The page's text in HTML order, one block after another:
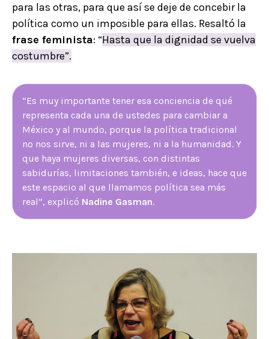
para las otras, para que así se deje de concebir la
política como un imposible para ellas. Resaltó la
frase feminista: “Hasta que la dignidad se vuelva
costumbre”.
“Es muy importante tener esa conciencia de qué
representa cada una de ustedes para cambiar a
México y al mundo, porque la política tradicional
no nos sirve, ni a las mujeres, ni a la humanidad. Y
que haya mujeres diversas, con distintas
sabidurías, limitaciones también, e ideas, hace que
este espacio al que llamamos política sea más
real”, explicó Nadine Gasman.